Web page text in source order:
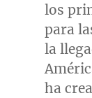
los
para
la
ha